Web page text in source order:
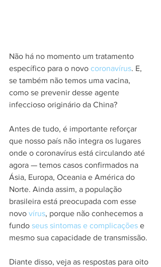
Não há no momento um tratamento
específico para o novo coronavírus. E,
se também não temos uma vacina,
como se prevenir desse agente
infeccioso originário da China?
Antes de tudo, é importante reforçar
que nosso país não integra os lugares
onde o coronavírus está circulando até
agora — temos casos confirmados na
Ásia, Europa, Oceania e América do
Norte. Ainda assim, a população
brasileira está preocupada com esse
novo vírus, porque não conhecemos a
fundo seus sintomas e complicações e
mesmo sua capacidade de transmissão.
Diante disso, veja as respostas para oito